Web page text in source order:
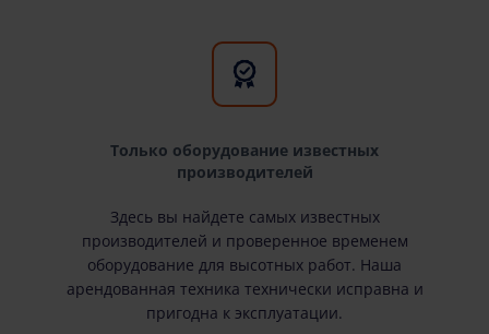
Только оборудование известных
производителей
Здесь вы найдете самых известных
производителей и проверенное временем
оборудование для высотных работ. Наша
арендованная техника технически исправна и
пригодна к эксплуатации.